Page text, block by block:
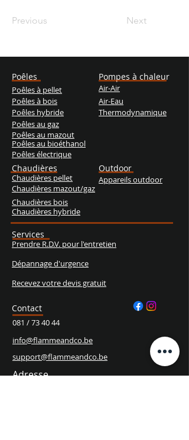
Previous Next
Poêles
Poêles à pellet
Poêles à bois
Poêles hybride
Poêles au gaz
Poêles au mazout
Poêles au bioéthanol
Chaudières
Poêles électrique
Chaudières pellet
Chaudières mazout/gaz
Chaudières bois
Chaudières hybride
Outdoor
Appareils outdoor
Air-Air
Pompes à chaleur
Thermodynamique
Air-Eau
Services
Prendre R.D.V. pour l'entretien
Dépannage d'urgence
Recevez votre devis gratuit
Contact
081 / 73 40 44
Adresse
info@flammeandco.be
support@flammeandco.be